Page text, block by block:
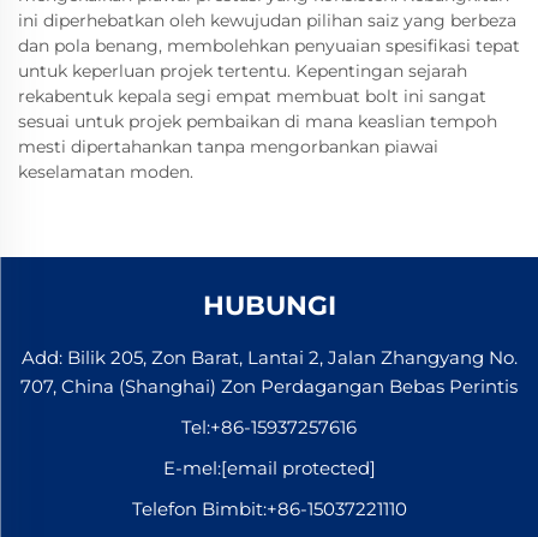
ini diperhebatkan oleh kewujudan pilihan saiz yang berbeza
dan pola benang, membolehkan penyuaian spesifikasi tepat
untuk keperluan projek tertentu. Kepentingan sejarah
rekabentuk kepala segi empat membuat bolt ini sangat
sesuai untuk projek pembaikan di mana keaslian tempoh
mesti dipertahankan tanpa mengorbankan piawai
keselamatan moden.
HUBUNGI
Add: Bilik 205, Zon Barat, Lantai 2, Jalan Zhangyang No.
707, China (Shanghai) Zon Perdagangan Bebas Perintis
Tel:+86-15937257616
E-mel:[email protected]
Telefon Bimbit:+86-15037221110